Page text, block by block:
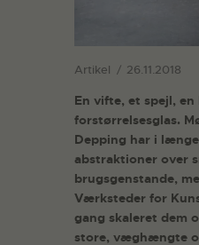
Artikel 26.11.2018
En vifte, et spejl, en
forstørrelsesglas.
Depping har i
abstraktioner over
brugsgenstande,
Værksteder for
gang skaleret dem
store, væghængte